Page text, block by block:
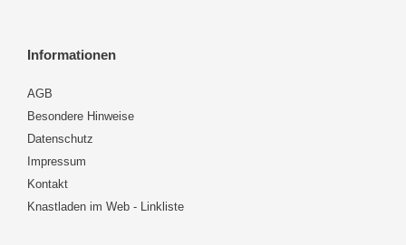
Informationen
AGB
Besondere Hinweise
Datenschutz
Impressum
Kontakt
Knastladen im Web - Linkliste